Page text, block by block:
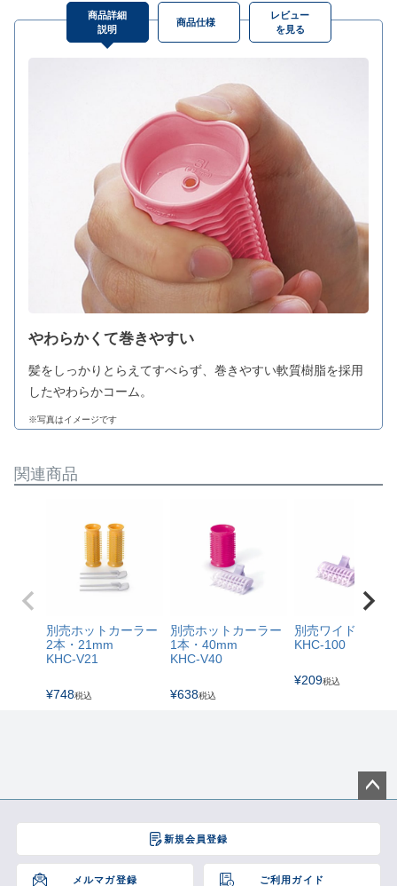
商品詳細
説明
やわらかくて巻きやすい
髪をしっかりとらえてすべらず、巻きやすい軟質樹脂を採用
したやわらかコーム。
※写真はイメージです
商品仕様
レビュー
を見る
関連商品
別売ホットカーラー
2本・21mm
KHC-V21
¥748税込
別売ホットカーラー
1本・40mm
KHC-V40
¥638税込
別売ワイドクリッ
KHC-100
¥209税込
新規会員登録
メルマガ登録 ご利用ガイド
ジト
へ